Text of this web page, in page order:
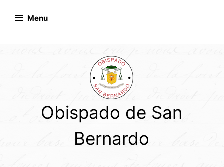
Menu
Obispado de San
Bernardo